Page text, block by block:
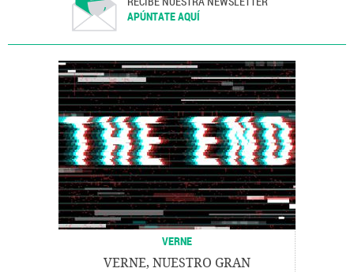
APÚNTATE AQUÍ
VERNE
VERNE, NUESTRO GRAN